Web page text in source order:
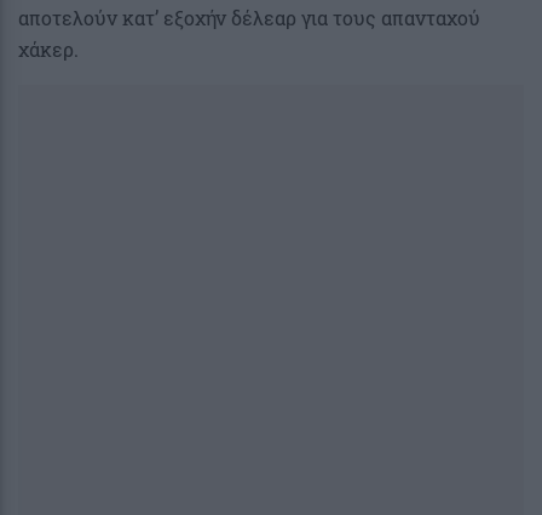
αποτελούν κατ’ εξοχήν δέλεαρ για τους απανταχού
χάκερ.